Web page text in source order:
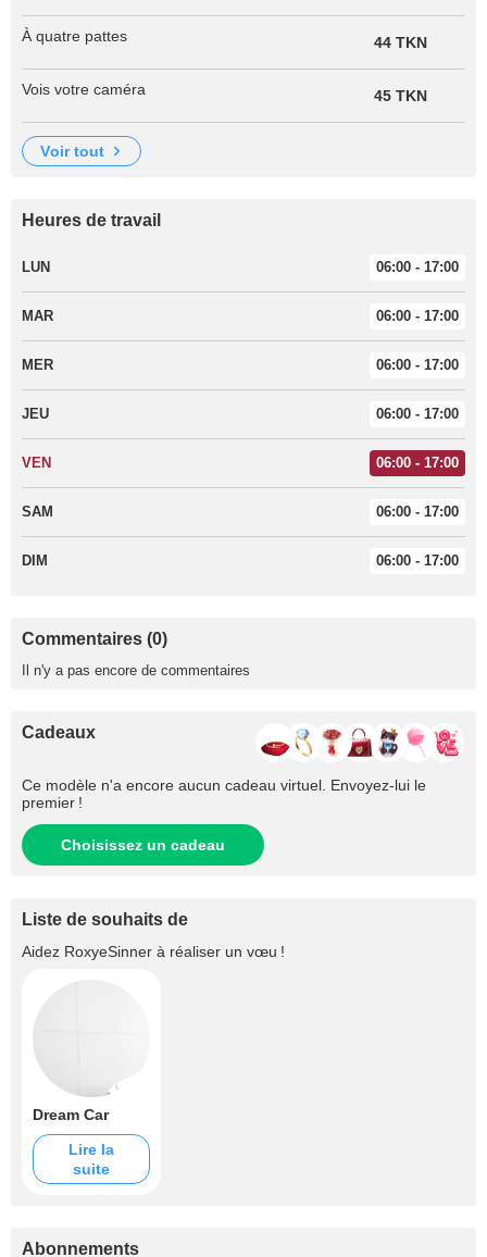
À quatre pattes 44 TKN
Vois votre caméra 45 TKN
voir tout
Heures de travail
LUN 06:00 - 17:00
MAR 06:00 - 17:00
MER 06:00 - 17:00
JEU 06:00 - 17:00
VEN 06:00 - 17:00
SAM 06:00 - 17:00
DIM 06:00 - 17:00
Commentaires (0)
Il n'y a pas encore de commentaires
Cadeaux
Ce modèle n'a encore aucun cadeau virtuel. Envoyez-lui le
premier !
Choisissez un cadeau
Liste de souhaits de
Aidez RoxyeSinner à réaliser un vœu !
Dream Car
Lire la
suite
Abonnements